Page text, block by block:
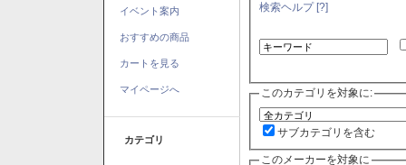
イベント案内
おすすめの商品
カートを見る
マイページへ
カテゴリ
検索ヘルプ [?]
このカテゴリを対象に:
サブカテゴリを含む
このメーカーを対象に